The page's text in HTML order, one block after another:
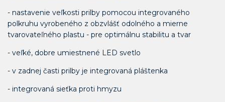
- nastavenie veľkosti prilby pomocou integrovaného
polkruhu vyrobeného z obzvlášť odolného a mierne
tvarovateľného plastu - pre optimálnu stabilitu a tvar
- veľké, dobre umiestnené LED svetlo
- v zadnej časti prilby je integrovaná pláštenka
- integrovaná sieťka proti hmyzu